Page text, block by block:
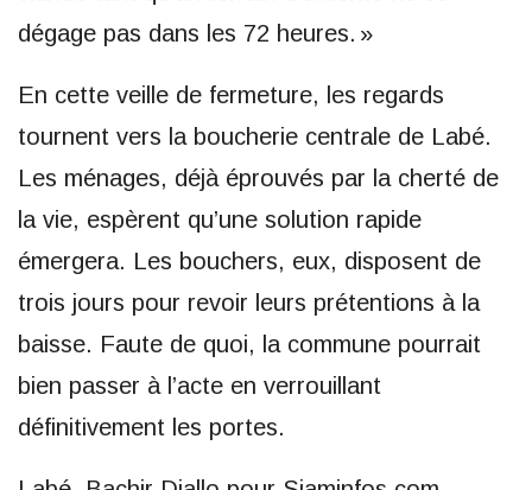
dégage pas dans les 72 heures. »
En cette veille de fermeture, les regards
tournent vers la boucherie centrale de Labé.
Les ménages, déjà éprouvés par la cherté de
la vie, espèrent qu’une solution rapide
émergera. Les bouchers, eux, disposent de
trois jours pour revoir leurs prétentions à la
baisse. Faute de quoi, la commune pourrait
bien passer à l’acte en verrouillant
définitivement les portes.